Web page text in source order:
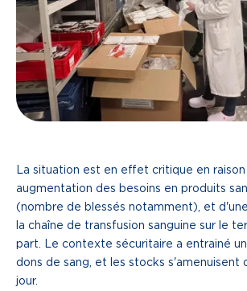
La situation est en effet critique en raison
augmentation des besoins en produits
(nombre de blessés notamment), et
la chaîne de transfusion sanguine sur le
part. Le contexte sécuritaire a entrainé
dons de sang, et les stocks s'amenuisent
jour.